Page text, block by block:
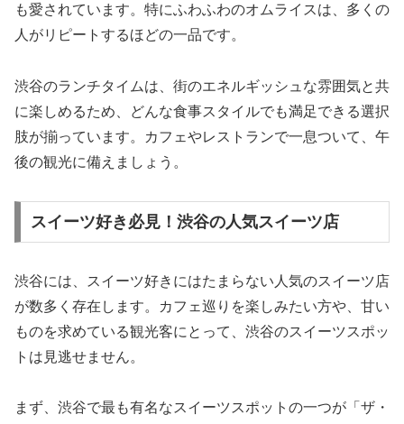
も愛されています。特にふわふわのオムライスは、多くの
人がリピートするほどの一品です。
渋谷のランチタイムは、街のエネルギッシュな雰囲気と共
に楽しめるため、どんな食事スタイルでも満足できる選択
肢が揃っています。カフェやレストランで一息ついて、午
後の観光に備えましょう。
スイーツ好き必見！渋谷の人気スイーツ店
渋谷には、スイーツ好きにはたまらない人気のスイーツ店
が数多く存在します。カフェ巡りを楽しみたい方や、甘い
ものを求めている観光客にとって、渋谷のスイーツスポッ
トは見逃せません。
まず、渋谷で最も有名なスイーツスポットの一つが「ザ・